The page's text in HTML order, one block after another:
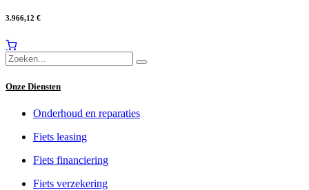
3.966,12 €
Onze Diensten
Onderhoud en reparaties
Fiets leasing
Fiets financiering
Fiets verzekering